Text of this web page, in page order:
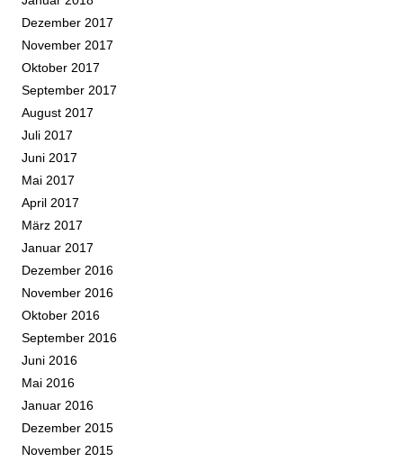
Dezember 2017
November 2017
Oktober 2017
September 2017
August 2017
Juli 2017
Juni 2017
Mai 2017
April 2017
März 2017
Januar 2017
Dezember 2016
November 2016
Oktober 2016
September 2016
Juni 2016
Mai 2016
Januar 2016
Dezember 2015
November 2015